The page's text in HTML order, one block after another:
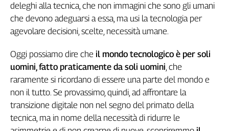
Newsletter
deleghi alla tecnica, che non immagini che sono gli umani
che devono adeguarsi a essa, ma usi la tecnologia per
agevolare decisioni, scelte, necessità umane.
Oggi possiamo dire che il mondo tecnologico è per soli
uomini, fatto praticamente da soli uomini, che
raramente si ricordano di essere una parte del mondo e
non il tutto. Se provassimo, quindi, ad affrontare la
transizione digitale non nel segno del primato della
tecnica, ma in nome della necessità di ridurre le